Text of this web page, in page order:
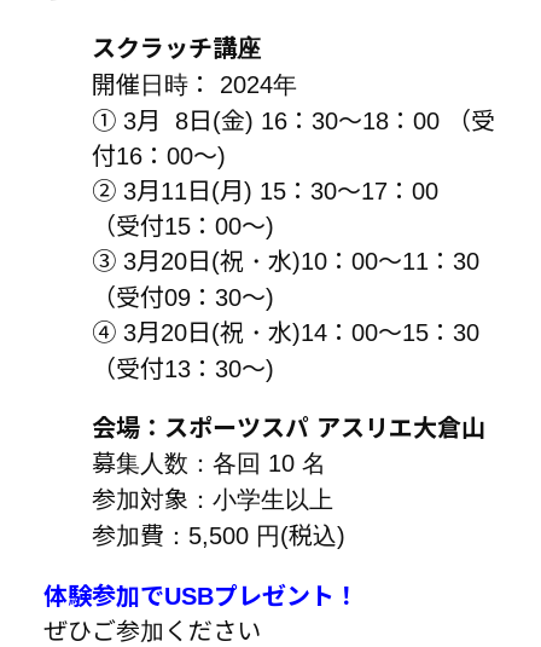
スクラッチ講座
開催日時： 2024年
① 3月 8日(金) 16：30～18：00 （受
付16：00～)
② 3月11日(月) 15：30～17：00
（受付15：00～)
③ 3月20日(祝・水)10：00～11：30
（受付09：30～)
④ 3月20日(祝・水)14：00～15：30
（受付13：30～)
会場：スポーツスパ アスリエ大倉山
募集人数：各回 10 名
参加対象：小学生以上
参加費：5,500 円(税込)
体験参加でUSBプレゼント！
ぜひご参加ください